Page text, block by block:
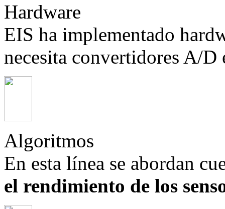
Hardware
EIS ha implementado
necesita convertidores A/
Algoritmos
En esta línea se abordan
el rendimiento de los